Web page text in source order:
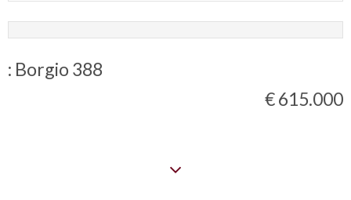
: Borgio 388
€ 615.000